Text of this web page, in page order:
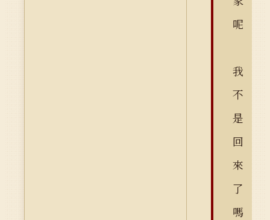
呢
我
不
是
回
來
了
嗎